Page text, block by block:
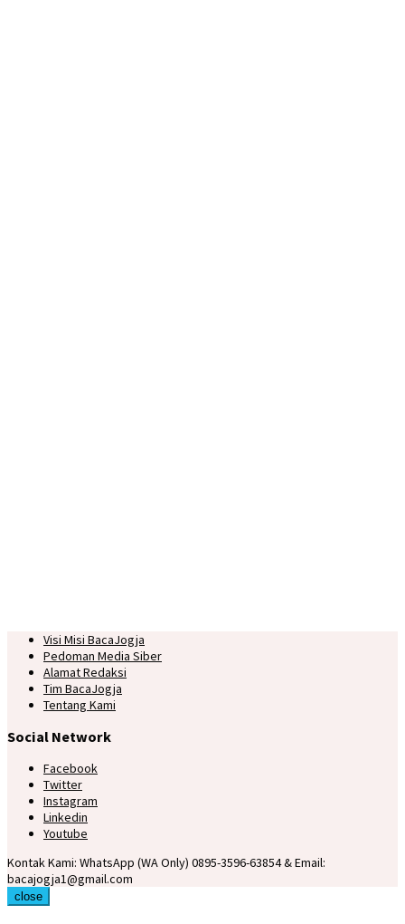
Visi Misi BacaJogja
Pedoman Media Siber
Alamat Redaksi
Tim BacaJogja
Tentang Kami
Social Network
Facebook
Twitter
Instagram
Linkedin
Youtube
Kontak Kami: WhatsApp (WA Only) 0895-3596-63854 & Email:
bacajogja1@gmail.com
close